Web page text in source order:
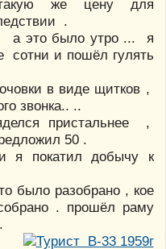
же цену для
.
а это было утро ... я
сотни и пошёл гулять
в виде щитков ,
звонка.. ..
пристальнее ,
50 .
я покатил добычу к
было разобрано , кое
. прошёл раму